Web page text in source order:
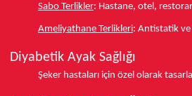
Sabo Terlikler: Hastane, otel,
Ameliyathane Terlikleri: Antistatik ve
Diyabetik Ayak Sağlığı
Şeker hastaları için özel olarak